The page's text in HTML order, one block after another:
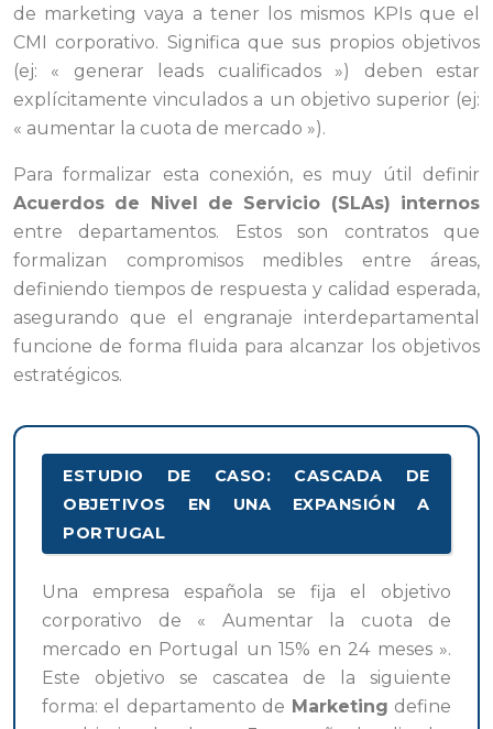
de marketing vaya a tener los mismos KPIs que el
CMI corporativo. Significa que sus propios objetivos
(ej: « generar leads cualificados ») deben estar
explícitamente vinculados a un objetivo superior (ej:
« aumentar la cuota de mercado »).
Para formalizar esta conexión, es muy útil definir
Acuerdos de Nivel de Servicio (SLAs) internos
entre departamentos. Estos son contratos que
formalizan compromisos medibles entre áreas,
definiendo tiempos de respuesta y calidad esperada,
asegurando que el engranaje interdepartamental
funcione de forma fluida para alcanzar los objetivos
estratégicos.
ESTUDIO DE CASO: CASCADA DE
OBJETIVOS EN UNA EXPANSIÓN A
PORTUGAL
Una empresa española se fija el objetivo
corporativo de « Aumentar la cuota de
mercado en Portugal un 15% en 24 meses ».
Este objetivo se cascatea de la siguiente
forma: el departamento de Marketing define